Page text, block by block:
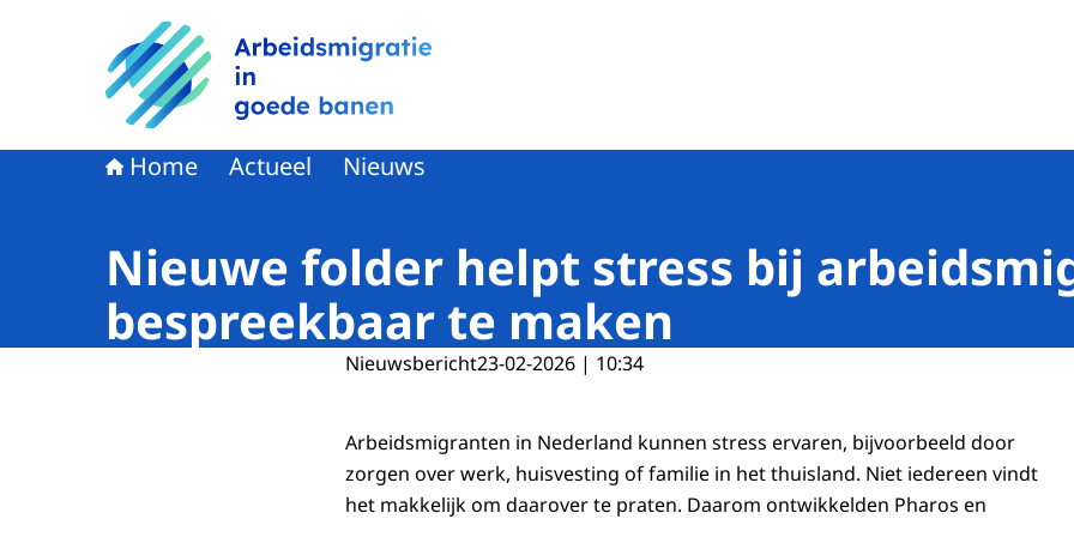
Naar de homepage van Arbeidsmigratie in goede banen
Home Actueel Nieuws
Nieuwe folder helpt stress bij
bespreekbaar te maken
Nieuwsbericht23-02-2026 | 10:34
Arbeidsmigranten in Nederland kunnen stress ervaren, bijvoorbeeld door
zorgen over werk, huisvesting of familie in het thuisland. Niet iedereen vindt
het makkelijk om daarover te praten. Daarom ontwikkelden Pharos en